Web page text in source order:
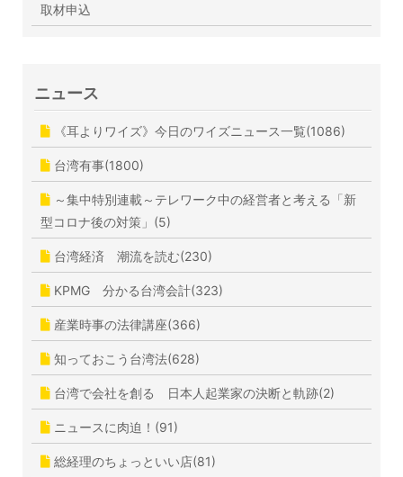
取材申込
ニュース
《耳よりワイズ》今日のワイズニュース一覧(1086)
台湾有事(1800)
～集中特別連載～テレワーク中の経営者と考える「新
型コロナ後の対策」(5)
台湾経済 潮流を読む(230)
KPMG 分かる台湾会計(323)
産業時事の法律講座(366)
知っておこう台湾法(628)
台湾で会社を創る 日本人起業家の決断と軌跡(2)
ニュースに肉迫！(91)
総経理のちょっといい店(81)